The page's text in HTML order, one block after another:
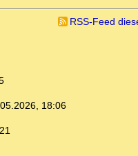
RSS-Feed
18:06